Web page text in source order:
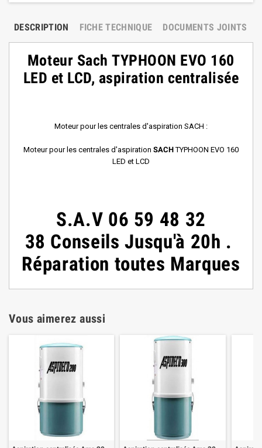
DESCRIPTION FICHE TECHNIQUE DOCUMENTS JOINTS
Moteur Sach TYPHOON EVO 160
LED et LCD, aspiration centralisée
Moteur pour les centrales d'aspiration SACH :
Moteur pour les centrales d'aspiration SACHTYPHOON EVO 160
LED et LCD
S.A.V 06 59 48 32
38 ConseilsJusqu'à 20h .
Réparation toutes Marques
Vous aimerez aussi